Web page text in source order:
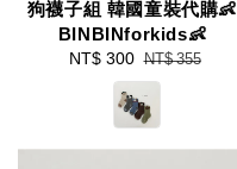
狗襪子組 韓國童裝代購👶
BINBINforkids👶
Sale
NT$ 300 Regular
price
NT$ 355